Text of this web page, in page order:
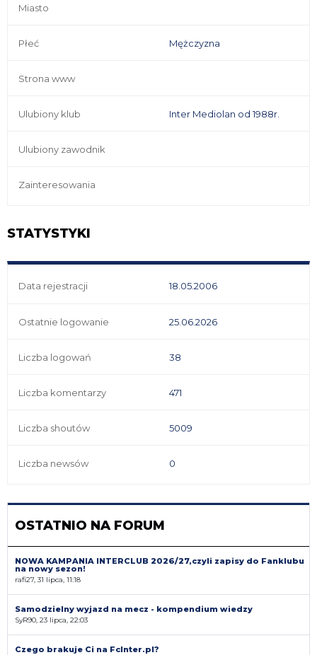
Miasto
Płeć Mężczyzna
Strona www
Ulubiony klub Inter Mediolan od 1988r.
Ulubiony zawodnik
Zainteresowania
STATYSTYKI
Data rejestracji 18.05.2006
Ostatnie logowanie 25.06.2026
Liczba logowań 38
Liczba komentarzy 471
Liczba shoutów 5009
Liczba newsów 0
OSTATNIO NA FORUM
NOWA KAMPANIA INTERCLUB 2026/27,czyli zapisy do Fanklubu
na nowy sezon!
rafi27, 31 lipca, 11:18
Samodzielny wyjazd na mecz - kompendium wiedzy
SyR90, 23 lipca, 22:03
Czego brakuje Ci na FcInter.pl?